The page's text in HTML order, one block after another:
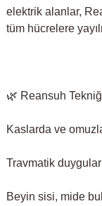
elektrik alanlar,
tüm hücrelere
🌿 Reansuh
Kaslarda ve
Travmatik
Beyin sisi, mide